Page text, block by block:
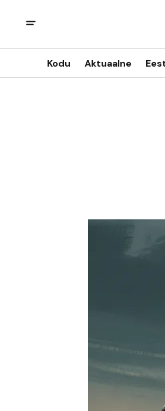
Kodu Aktuaalne